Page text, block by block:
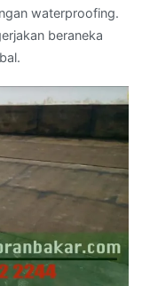
waterproofing.
beraneka